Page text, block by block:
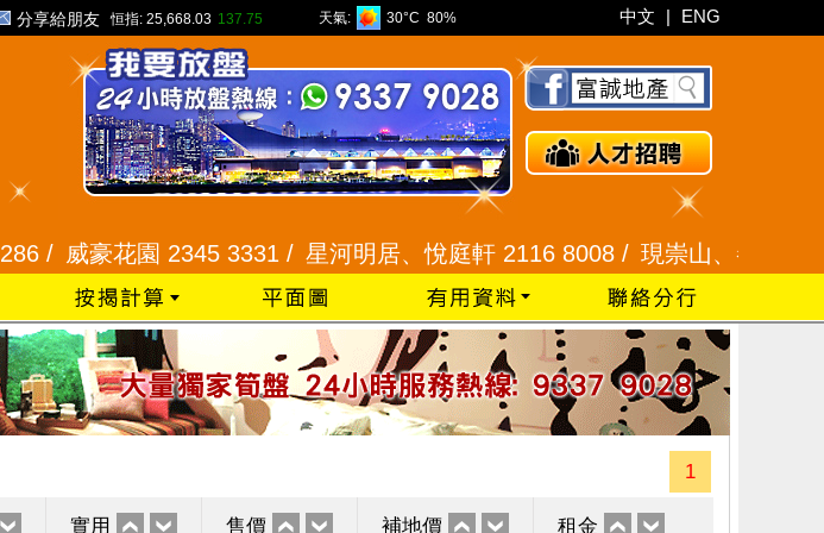
分享給朋友 恒指: 25,668.03 137.75 天氣: 30°C 80% 中文 | ENG
威豪花園 2345 3331 /星河明居、悅庭軒 2116 8008 /現崇山、譽港灣 2345
1
實用 售價 補地價 租金